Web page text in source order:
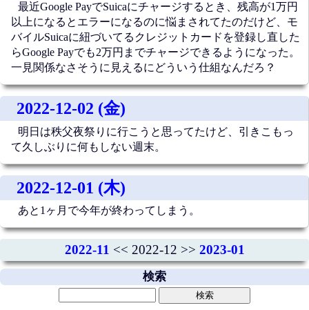
最近Google PayでSuicaにチャージするとき、残高が1万円
以上になるとエラーになるのに悩まされてたのだけど、モ
バイルSuicaに紐づいてるクレジットカードを登録し直した
らGoogle Payでも2万円までチャージできるようになった。
一見関係なさそうに見えるにどういう仕組なんだろ？
2022-12-02 (金)
明日は秩父夜祭りに行こうと思ってたけど、引きこもっ
て久しぶりに何もしない週末。
2022-12-01 (木)
あと1ヶ月で今年が終わってしまう。
2022-11 << 2022-12 >> 2023-01
検索